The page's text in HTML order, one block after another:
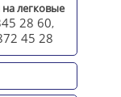
легковые
28 60,
45 28